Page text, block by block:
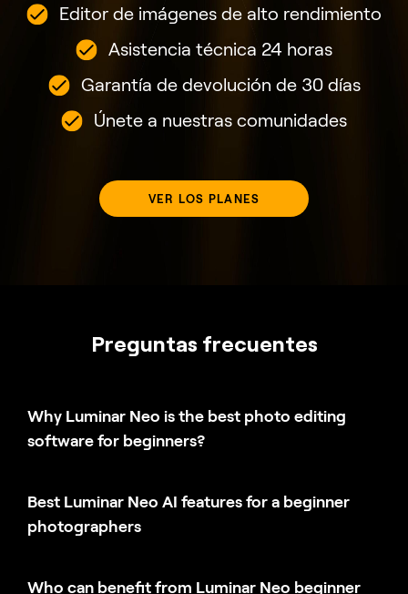
Editor de imágenes de alto rendimiento
Asistencia técnica 24 horas
Garantía de devolución de 30 días
Únete a nuestras comunidades
VER LOS PLANES
Preguntas frecuentes
Why Luminar Neo is the best photo editing
software for beginners?
Best Luminar Neo AI features for a beginner
photographers
Who can benefit from Luminar Neo beginner